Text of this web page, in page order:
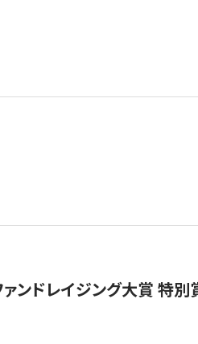
ァンドレイジング大賞 特別